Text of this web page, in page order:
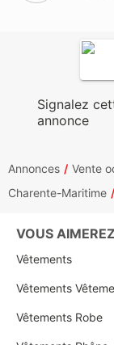
Signalez
annonce
Annonces Vente
Charente-Maritime
VOUS
Vêtements
Vêtements
Vêtements Robe